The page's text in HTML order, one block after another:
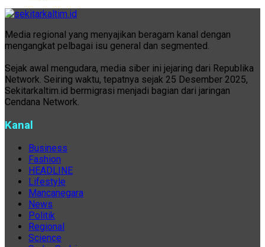
Media regional yang menyajikan beragam kanal dengan
mengangkat pelbagai isu general dan segmented.
Sejak awal mengudara, media siber ini jejaring dari Republika
Network. Seiring waktu, tepatnya sejak 25 Desember 2025,
Sekitarkaltim.id bermigrasi menjadi bagian dari jaringan
Cendana Network.
Kanal
Business
Fashion
HEADLINE
Lifestyle
Mancanegara
News
Politik
Regional
Science